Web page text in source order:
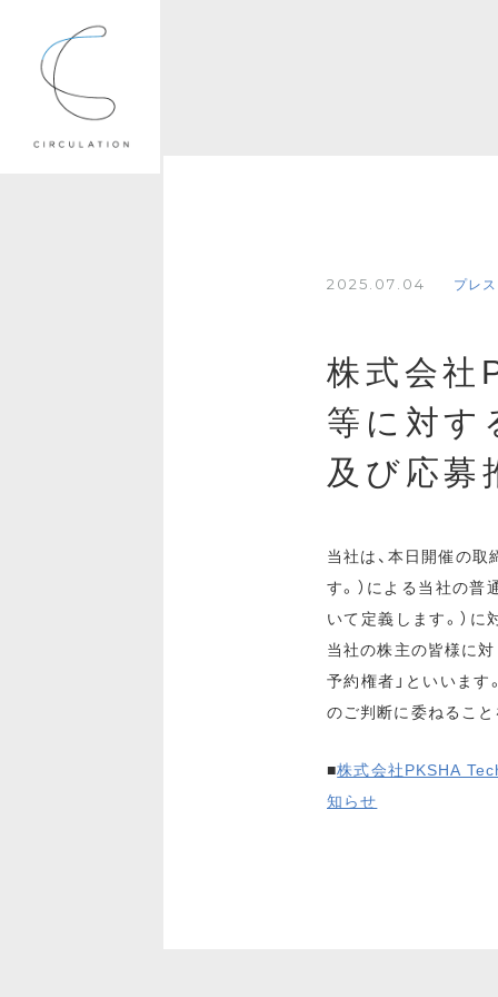
2025.07.04 プレ
株式会
等に対す
及び応募
当社は、本日開催の取
す。）による当社の普
いて定義します。）に
当社の株主の皆様に対
予約権者」といいま
のご判断に委ねるこ
■株式会社PKSHA
知らせ